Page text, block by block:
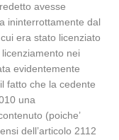
avesse
ininterrottamente dal
era stato licenziato
nei
evidentemente
fatto che la cedente
una
(poiche’
dell’articolo 2112